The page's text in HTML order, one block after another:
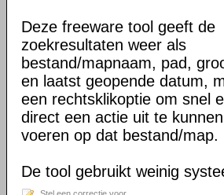
Deze freeware tool geeft de
zoekresultaten weer als
bestand/mapnaam, pad,
en laatst geopende datum,
een rechtsklikoptie om snel
direct een actie uit te kunnen
voeren op dat bestand/map.
De tool gebruikt weinig